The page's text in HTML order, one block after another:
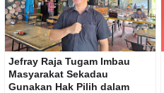
Jefray Raja Tugam Imbau
Masyarakat Sekadau
Gunakan Hak Pilih dalam